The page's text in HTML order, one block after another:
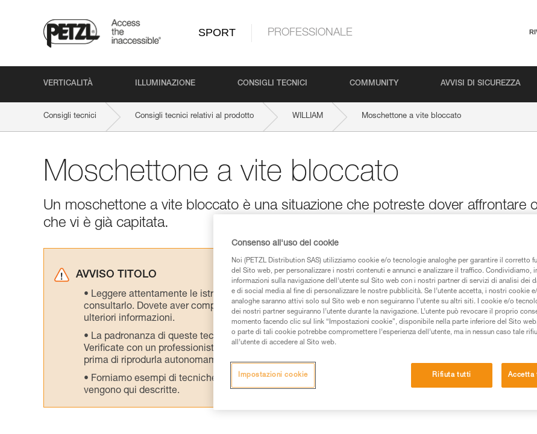
SPORT PROFESSIONALE
VERTICALITÀ ILLUMINAZIONE CONSIGLI TECNICI COMMUNITY AVVISI DI SICUREZZA
Consigli tecnici Consigli tecnici relativi al prodotto WILLIAM Moschettone a vite bloccato
Moschettone a vite bloccato
Un moschettone a vite bloccato è una situazione che potreste dover affrontare
che vi è già capitata.
AVVISO TITOLO
Leggere attentamente le istruzioni tecniche dei prodotti utilizzati in questo consiglio prima di
consultarlo. Dovete aver compreso le informazioni dell’istruzione tecnica per poter capire queste
ulteriori informazioni.
La padronanza di queste tecniche richiede una formazione ed un addestramento specifico.
Verificate con un professionista la vostra capacità di rifare la manovra, da soli, in piena sicurezza,
prima di riprodurla autonomamente.
Forniamo esempi di tecniche relative alla vostra attività. Ne possono esistere altre che non
vengono qui descritte.
Consenso all'uso dei cookie
Noi (PETZL Distribution SAS) utilizziamo cookie e/o tecnologie analoghe per garantire il corretto
del Sito web, per personalizzare i nostri contenuti e annunci e analizzare il traffico. Condividiamo,
informazioni sulla navigazione dell’utente sul Sito web con i nostri partner di servizi di analisi dei
e di social media al fine di personalizzare le nostre pubblicità. Se l’utente accetta, i nostri cookie
analoghe saranno attivi solo sul Sito web e non seguiranno l’utente su altri siti. I cookie e/o
dei nostri partner seguiranno l’utente durante la navigazione. L’utente può revocare il proprio
momento facendo clic sul link “Impostazioni cookie”, disponibile nella parte inferiore del Sito
o parte di tali cookie potrebbe compromettere l’esperienza dell’utente, ma in nessun caso tale
all’utente di accedere al Sito web.
Rifiuta tutti Accetta
Impostazioni cookie